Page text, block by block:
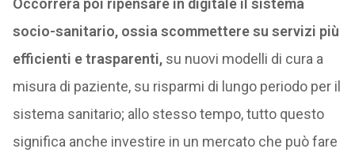
Occorrerà poi ripensare in digitale il sistema
socio-sanitario, ossia scommettere su servizi più
efficienti e trasparenti, su nuovi modelli di cura a
misura di paziente, su risparmi di lungo periodo per il
sistema sanitario; allo stesso tempo, tutto questo
significa anche investire in un mercato che può fare